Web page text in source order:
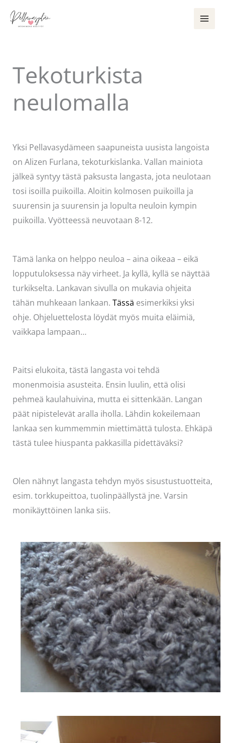
sisältöön
Tekoturkista
neulomalla
Yksi Pellavasydämeen saapuneista uusista langoista
on Alizen Furlana, tekoturkislanka. Vallan mainiota
jälkeä syntyy tästä paksusta langasta, jota neulotaan
tosi isoilla puikoilla. Aloitin kolmosen puikoilla ja
suurensin ja suurensin ja lopulta neuloin kympin
puikoilla. Vyötteessä neuvotaan 8-12.
Tämä lanka on helppo neuloa – aina oikeaa – eikä
lopputuloksessa näy virheet. Ja kyllä, kyllä se näyttää
turkikselta. Lankavan sivulla on mukavia ohjeita
tähän muhkeaan lankaan. Tässä esimerkiksi yksi
ohje. Ohjeluettelosta löydät myös muita eläimiä,
vaikkapa lampaan…
Paitsi elukoita, tästä langasta voi tehdä
monenmoisia asusteita. Ensin luulin, että olisi
pehmeä kaulahuivina, mutta ei sittenkään. Langan
päät nipistelevät aralla iholla. Lähdin kokeilemaan
lankaa sen kummemmin miettimättä tulosta. Ehkäpä
tästä tulee hiuspanta pakkasilla pidettäväksi?
Olen nähnyt langasta tehdyn myös sisustustuotteita,
esim. torkkupeittoa, tuolinpäällystä jne. Varsin
monikäyttöinen lanka siis.